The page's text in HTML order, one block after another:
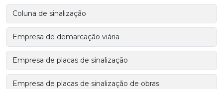
Coluna de sinalização
Empresa de demarcação viária
Empresa de placas de sinalização
Empresa de placas de sinalização de obras